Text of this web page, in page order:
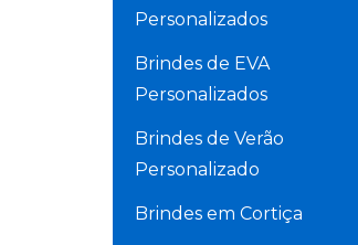
Personalizados
Brindes de EVA
Personalizados
Brindes de Verão
Personalizado
Brindes em Cortiça